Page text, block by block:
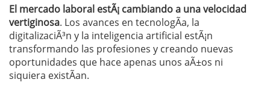
El mercado laboral estÃ¡ cambiando a una velocidad
vertiginosa. Los avances en tecnologÃ­a, la
digitalizaciÃ³n y la inteligencia artificial estÃ¡n
transformando las profesiones y creando nuevas
oportunidades que hace apenas unos aÃ±os ni
siquiera existÃ­an.